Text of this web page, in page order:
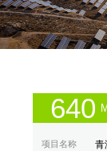
640
项目名称 青